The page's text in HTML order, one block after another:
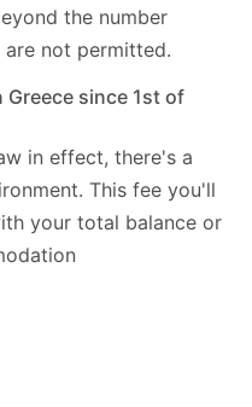
the number
not permitted.
since 1st of
in effect, there's a
This fee you'll
your total balance or